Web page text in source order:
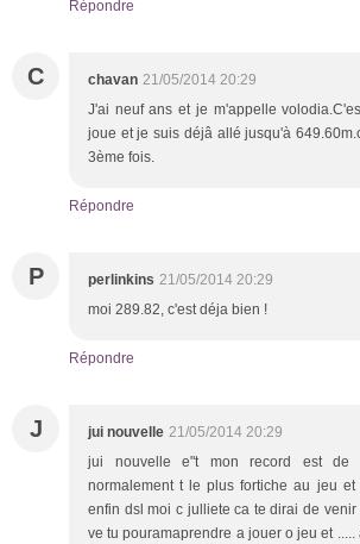
Répondre
C chavan 21/05/2014 20:29
J'ai neuf ans et je m'appelle
joue et je suis déjâ allé jusqu'à
3ème fois.
Répondre
P perlinkins 21/05/2014 20:29
moi 289.82, c'est déja bien !
Répondre
J jui nouvelle 21/05/2014 20:29
jui nouvelle e"t mon record est de
normalement t le plus fortiche au jeu
enfin dsl moi c julliete ca te dirai de
ve tu pouramaprendre a jouer o jeu et